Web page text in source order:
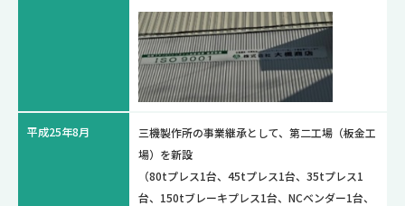
平成25年8月
三機製作所の事業継承として、第二工場（板金工
場）を新設
（80tプレス1台、45tプレス1台、35tプレス1
台、150tブレーキプレス1台、NCベンダー1台、